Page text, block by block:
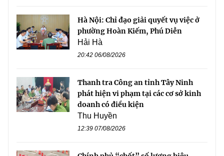
Hà Nội: Chỉ đạo giải quyết vụ việc ở
phường Hoàn Kiếm, Phú Diễn
Hải Hà
20:42 06/08/2026
Thanh tra Công an tỉnh Tây Ninh
phát hiện vi phạm tại các cơ sở kinh
doanh có điều kiện
Thu Huyền
12:39 07/08/2026